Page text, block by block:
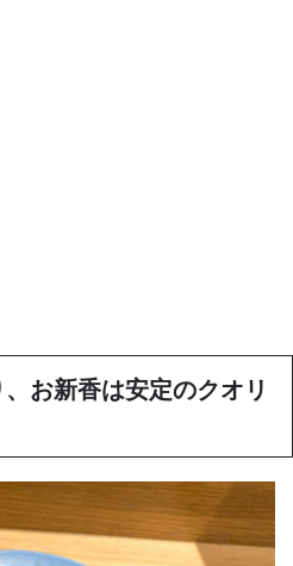
お新香は安定のクオリ